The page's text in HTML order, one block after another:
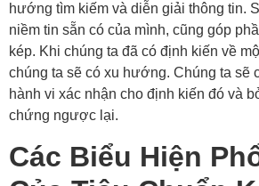
hướng tìm kiếm và diễn giải thông tin.
niềm tin sẵn có của mình, cũng góp
kép. Khi chúng ta đã có định kiến về
chúng ta sẽ có xu hướng. Chúng ta sẽ
hành vi xác nhận cho định kiến đó và
chứng ngược lại.
Các Biểu Hiện